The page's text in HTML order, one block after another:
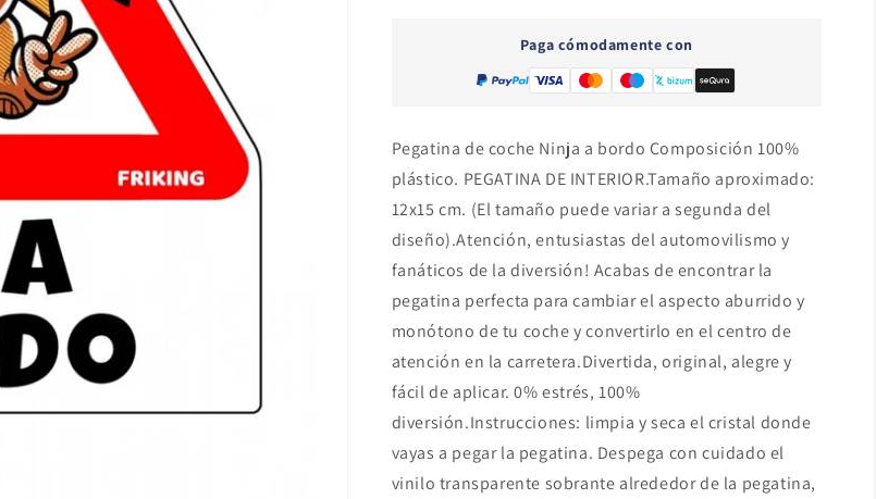
Paga cómodamente con
Pegatina de coche Ninja a bordo Composición 100%
plástico. PEGATINA DE INTERIOR.Tamaño aproximado:
12x15 cm. (El tamaño puede variar a segunda del
diseño).Atención, entusiastas del automovilismo y
fanáticos de la diversión! Acabas de encontrar la
pegatina perfecta para cambiar el aspecto aburrido y
monótono de tu coche y convertirlo en el centro de
atención en la carretera.Divertida, original, alegre y
fácil de aplicar. 0% estrés, 100%
diversión.Instrucciones: limpia y seca el cristal donde
vayas a pegar la pegatina. Despega con cuidado el
vinilo transparente sobrante alrededor de la pegatina,